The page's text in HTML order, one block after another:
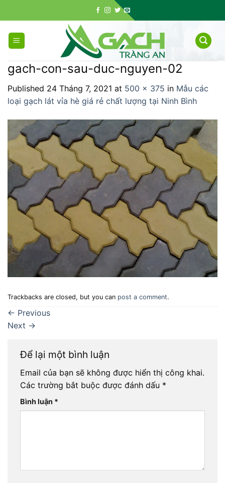
to
content
gach-con-sau-duc-nguyen-02
Published 24 Tháng 7, 2021 at 500 × 375 in Mẫu các
loại gạch lát vỉa hè giá rẻ chất lượng tại Ninh Bình
Trackbacks are closed, but you can post a comment.
← Previous
Next →
Để lại một bình luận
Email của bạn sẽ không được hiển thị công khai.
Các trường bắt buộc được đánh dấu *
Bình luận *